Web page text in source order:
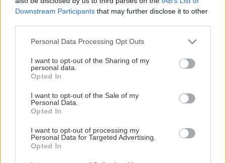
Downstream Participants that may further disclose it to other
Please note that this website/app uses one or more Google
not limited to your visit or usage behaviour. You may click to
grant or deny consent to Google and its third-party tags to
use your data for below specified purposes in below Google
consent section.
Personal Data Processing Opt Outs
I want to opt-out of the Sharing of my
personal data.
Opted In
I want to opt-out of the Sale of my
Personal Data.
Opted In
I want to opt-out of processing my
Personal Data for Targeted Advertising.
Opted In
si pripravíte za 30 minút
Je tu nová super potravina:
Oceníte ju najmä v zime!